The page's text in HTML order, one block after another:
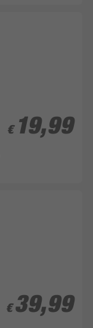
€ 19,99
€ 19,99
€ 39,99
€ 39,99